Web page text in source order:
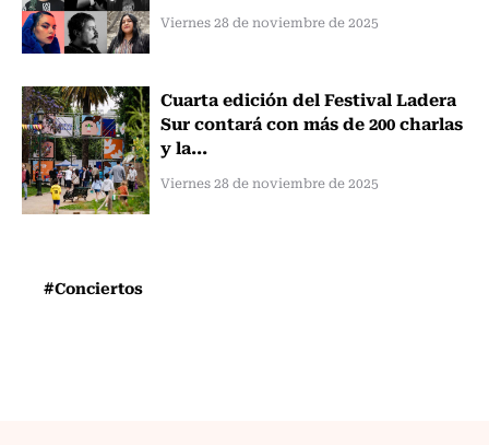
Viernes 28 de noviembre de 2025
Cuarta edición del Festival Ladera
Sur contará con más de 200 charlas
y la...
Viernes 28 de noviembre de 2025
#Conciertos